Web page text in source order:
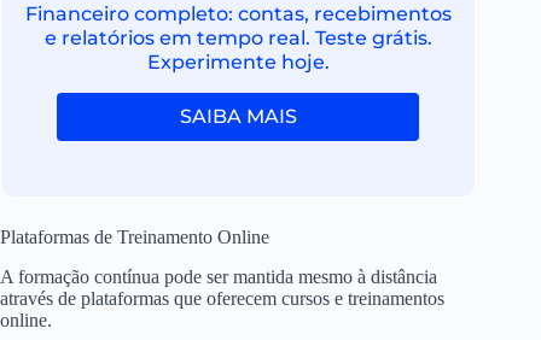
Financeiro completo: contas, recebimentos
e relatórios em tempo real. Teste grátis.
Experimente hoje.
SAIBA MAIS
Plataformas de Treinamento Online
A formação contínua pode ser mantida mesmo à distância
através de plataformas que oferecem cursos e treinamentos
online.